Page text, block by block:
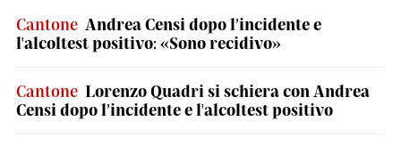
Cantone Andrea Censi dopo l’incidente e
l'alcoltest positivo: «Sono recidivo»
Cantone Lorenzo Quadri si schiera con Andrea
Censi dopo l’incidente e l'alcoltest positivo